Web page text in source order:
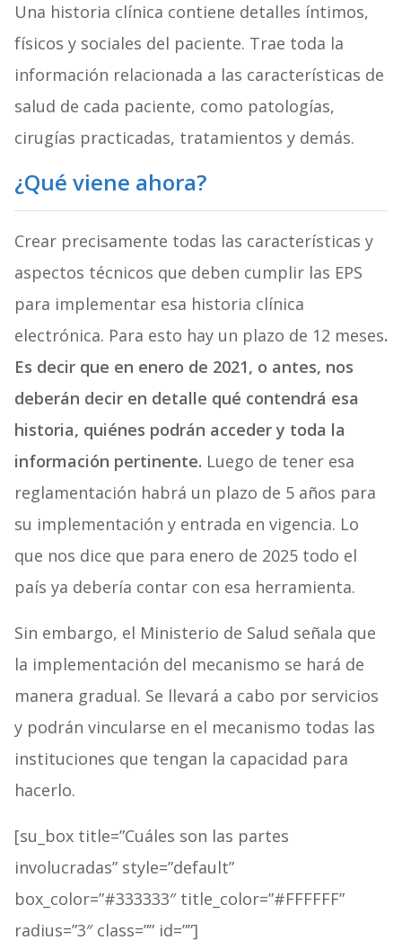
Una historia clínica contiene detalles íntimos,
físicos y sociales del paciente. Trae toda la
información relacionada a las características de
salud de cada paciente, como patologías,
cirugías practicadas, tratamientos y demás.
¿Qué viene ahora?
Crear precisamente todas las características y
aspectos técnicos que deben cumplir las EPS
para implementar esa historia clínica
electrónica. Para esto hay un plazo de 12 meses.
Es decir que en enero de 2021, o antes, nos
deberán decir en detalle qué contendrá esa
historia, quiénes podrán acceder y toda la
información pertinente. Luego de tener esa
reglamentación habrá un plazo de 5 años para
su implementación y entrada en vigencia. Lo
que nos dice que para enero de 2025 todo el
país ya debería contar con esa herramienta.
Sin embargo, el Ministerio de Salud señala que
la implementación del mecanismo se hará de
manera gradual. Se llevará a cabo por servicios
y podrán vincularse en el mecanismo todas las
instituciones que tengan la capacidad para
hacerlo.
[su_box title=”Cuáles son las partes
involucradas” style=”default”
box_color=”#333333″ title_color=”#FFFFFF”
radius=”3″ class=”” id=””]